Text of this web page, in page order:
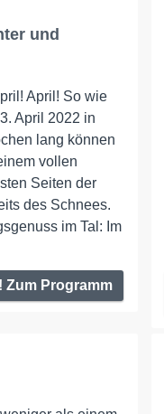
und
April! So wie
April 2022 in
lang können
vollen
Seiten der
des Schnees.
im Tal: Im
Zum Programm